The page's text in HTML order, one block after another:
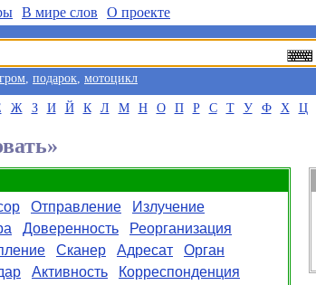
В мире слов О проекте
гром, подарок, мотоцикл
Ж З И Й К Л М Н О П Р С Т У Ф Х Ц
Отправление
Излучение
Доверенность
Реорганизация
Сканер Адресат
Орган
Активность
Корреспонденция